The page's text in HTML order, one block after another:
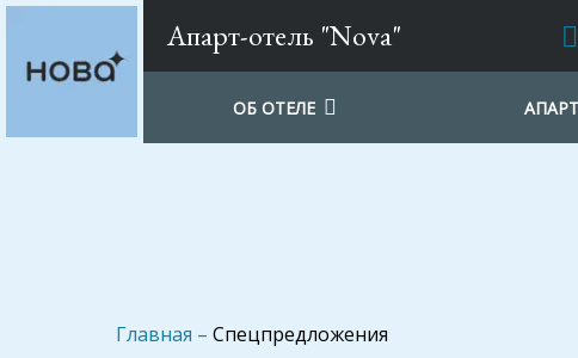
Апарт-отель "Nova"
ОБ ОТЕЛЕ
Главная – Спецпредложения